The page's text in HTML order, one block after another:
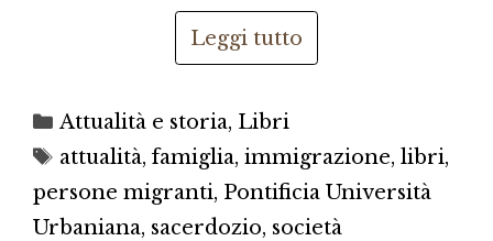
Leggi tutto
Categorie
Attualità e storia, Libri
Tag
attualità, famiglia, immigrazione, libri,
persone migranti, Pontificia Università
Urbaniana, sacerdozio, società